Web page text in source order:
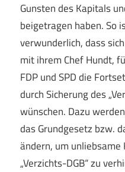
Gunsten des Kapitals
beigetragen haben. So
verwunderlich, dass
mit ihrem Chef Hundt,
FDP und SPD die
durch Sicherung des
wünschen. Dazu
das Grundgesetz bzw.
ändern, um
„Verzichts-DGB“ zu